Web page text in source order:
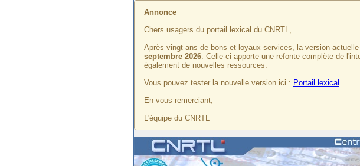
Annonce
Chers usagers du portail lexical du CNRTL,
Après vingt ans de bons et loyaux services, la version
septembre 2026. Celle-ci apporte une refonte complète de
également de nouvelles ressources.
Vous pouvez tester la nouvelle version ici : Portail lexical
En vous remerciant,
L'équipe du CNRTL